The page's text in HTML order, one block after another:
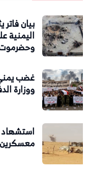
بيان فاتر
اليمنية
غضب
ووزارة